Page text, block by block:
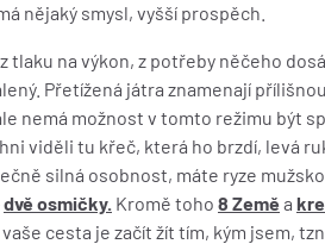
nějaký smysl, vyšší prospěch.
tlaku na výkon, z potřeby něčeho
Přetížená játra znamenají
nemá možnost v tomto režimu být
viděli tu křeč, která ho brzdí, levá
silná osobnost, máte ryze
dvě osmičky. Kromě toho 8 Země a
cesta je začít žít tím, kým jsem,